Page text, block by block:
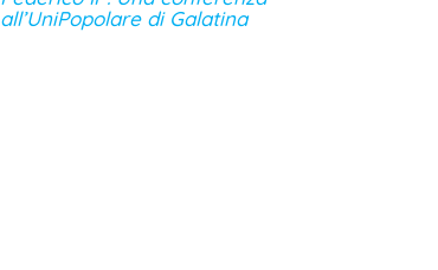
all’UniPopolare di Galatina